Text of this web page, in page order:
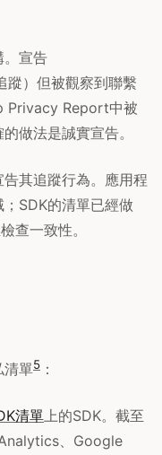
。宣告
蹤）但被觀察到聯繫
Privacy Report中被
做法是誠實宣告。
其追蹤行為。應用程
SDK的清單已經做
查一致性。
清單5 ：
清單 上的SDK。截至
、Google